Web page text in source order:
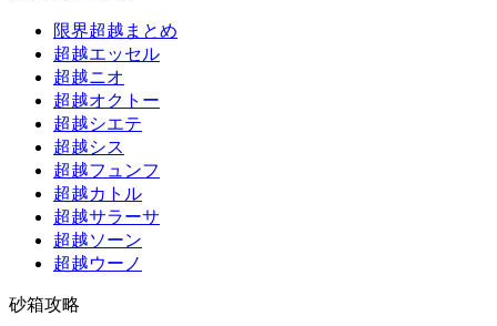
限界超越まとめ
超越エッセル
超越ニオ
超越オクトー
超越シエテ
超越シス
超越フュンフ
超越カトル
超越サラーサ
超越ソーン
超越ウーノ
砂箱攻略